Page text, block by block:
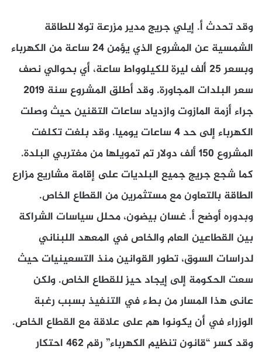
وقد تحدث أ. إيلي جريج مدير مزرعة تولا للطاقة
الشمسية عن المشروع الذي يؤمن 24 ساعة من الكهرباء
وبسعر 25 ألف ليرة للكيلوواط ساعة، أي بحوالي نصف
سعر البلدات المجاورة. وقد أطلق المشروع سنة 2019
جراء أزمة المازوت وازدياد ساعات التقنين حيث وصلت
الكهرباء إلى حد 4 ساعات يوميا. وقد بلغت تكلفت
المشروع 150 ألف دولار تم تمويلها من مغتربي البلدة.
كما شجع جريج جميع البلديات على إقامة مشاريع مزارع
الطاقة بالتعاون مع مستثمرين من القطاع الخاص.
وبدوره أوضح أ. غسان بيضون، محلل سياسات الشراكة
بين القطاعين العام والخاص في المعهد اللبناني
لدراسات السوق، تطور القوانين منذ التسعينيات حيث
سعت الحكومة إلى إيجاد حيز للقطاع الخاص. ولكن
عانى هذا المسار من بطء في التنفيذ بسبب رغبة
الوزراء في أن يكونوا هم على علاقة مع القطاع الخاص.
وقد كسر “قانون تنظيم الكهرباء” رقم 462 احتكار